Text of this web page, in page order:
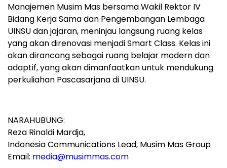
Manajemen Musim Mas bersama Wakil Rektor IV
Bidang Kerja Sama dan Pengembangan Lembaga
UINSU dan jajaran, meninjau langsung ruang kelas
yang akan direnovasi menjadi Smart Class. Kelas ini
akan dirancang sebagai ruang belajar modern dan
adaptif, yang akan dimanfaatkan untuk mendukung
perkuliahan Pascasarjana di UINSU.
NARAHUBUNG:
Reza Rinaldi Mardja,
Indonesia Communications Lead, Musim Mas Group
Email: media@musimmas.com